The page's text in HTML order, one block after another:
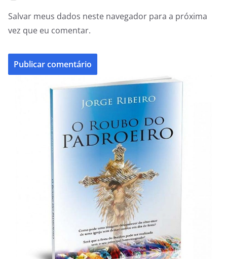
Salvar meus dados neste navegador para a próxima
vez que eu comentar.